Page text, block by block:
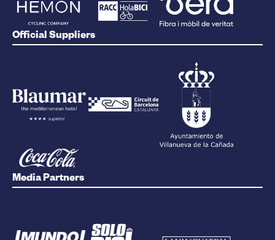
Official Suppliers
Media Partners